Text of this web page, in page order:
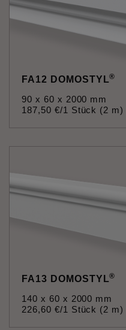
FA12 DOMOSTYL®
90 x 60 x 2000 mm
187,50 €/1 Stück (2 m)
FA13 DOMOSTYL®
140 x 60 x 2000 mm
226,60 €/1 Stück (2 m)